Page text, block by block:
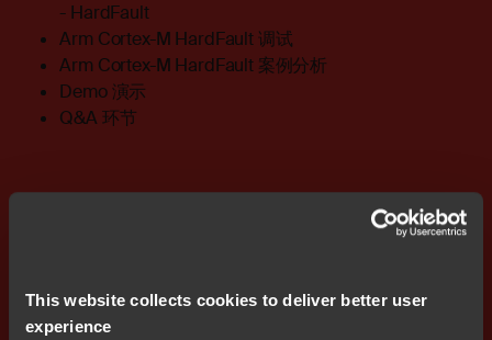
This website collects cookies to deliver better user
experience
- HardFault
Arm Cortex-M HardFault 调试
Arm Cortex-M HardFault 案例分析
Demo 演示
Q&A 环节
FAE, IAR
China